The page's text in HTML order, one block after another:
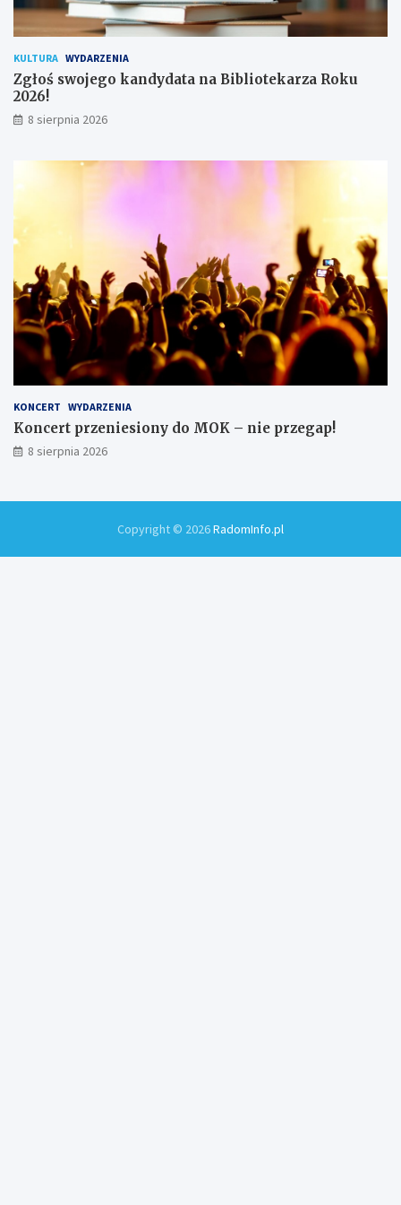
n
i
ó
w
KULTURA WYDARZENIA
Zgłoś swojego kandydata na Bibliotekarza Roku
2026!
8 sierpnia 2026
KONCERT WYDARZENIA
Koncert przeniesiony do MOK – nie przegap!
8 sierpnia 2026
Copyright © 2026RadomInfo.pl